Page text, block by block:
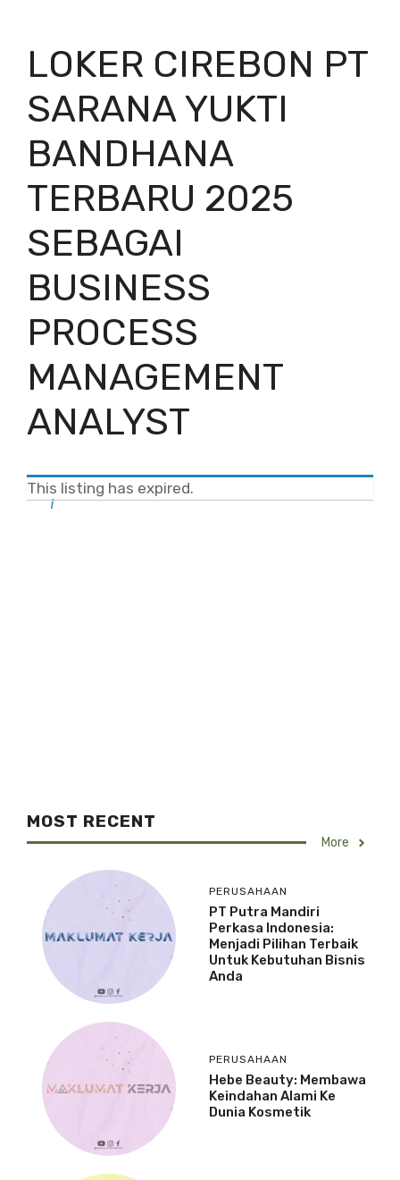
LOKER CIREBON PT
SARANA YUKTI
BANDHANA
TERBARU 2025
SEBAGAI
BUSINESS
PROCESS
MANAGEMENT
ANALYST
This listing has expired.
MOST RECENT
More
PERUSAHAAN
PT Putra Mandiri
Perkasa Indonesia:
Menjadi Pilihan Terbaik
Untuk Kebutuhan Bisnis
Anda
PERUSAHAAN
Hebe Beauty: Membawa
Keindahan Alami Ke
Dunia Kosmetik